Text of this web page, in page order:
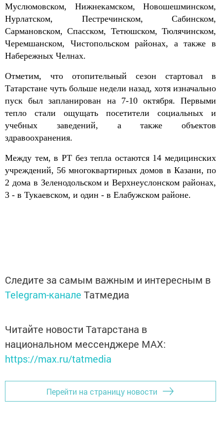
Муслюмовском, Нижнекамском, Новошешминском,
Нурлатском, Пестречинском, Сабинском,
Сармановском, Спасском, Тетюшском, Тюлячинском,
Черемшанском, Чистопольском районах, а также в
Набережных Челнах.
Отметим, что отопительный сезон стартовал в
Татарстане чуть больше недели назад, хотя изначально
пуск был запланирован на 7-10 октября. Первыми
тепло стали ощущать посетители социальных и
учебных заведений, а также объектов
здравоохранения.
Между тем, в РТ без тепла остаются 14 медицинских
учреждений, 56 многоквартирных домов в Казани, по
2 дома в Зеленодольском и Верхнеуслонском районах,
3 - в Тукаевском, и один - в Елабужском районе.
Следите за самым важным и интересным в
Telegram-канале Татмедиа
Читайте новости Татарстана в
национальном мессенджере MАХ:
https://max.ru/tatmedia
Перейти на страницу новости